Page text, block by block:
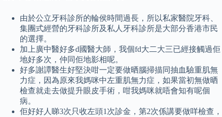
由於公立牙科診所的輪侯時間過長，所以私家醫院牙科、
集團式經營的牙科診所及私人牙科診所是大部分香港市民
的選擇。
加上廣中醫好多d國醫大師，我個fd大二大三已經接觸過佢
地好多次，仲同佢地影相呢。
好多謝譚醫生好堅決咁一定要做晒腦掃描同抽血驗重肌無
力症，因為原來我媽咪中左重肌無力症，如果當初無做晒
檢查就走去做提升眼皮手術，咁我媽咪就唔會知有呢個
病。
佢好好人睇3次只收左頭1次診金，第2次係講要做咩檢查，